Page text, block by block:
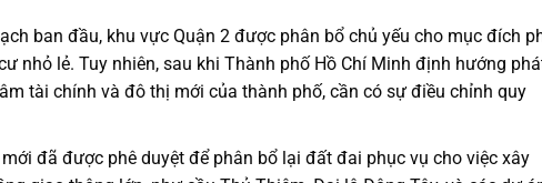
ban đầu, khu vực Quận 2 được phân bổ chủ yếu cho mục đích
nhỏ lẻ. Tuy nhiên, sau khi Thành phố Hồ Chí Minh định hướng
tài chính và đô thị mới của thành phố, cần có sự điều chỉnh quy
đã được phê duyệt để phân bổ lại đất đai phục vụ cho việc xây